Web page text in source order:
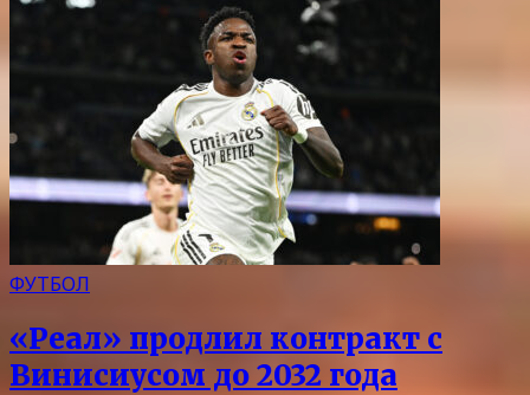
ФУТБОЛ
«Реал» продлил контракт с
Винисиусом до 2032 года